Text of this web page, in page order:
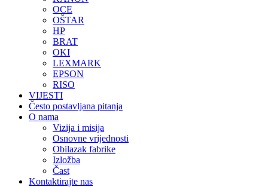
OCE
OŠTAR
HP
BRAT
OKI
LEXMARK
EPSON
RISO
VIJESTI
Često postavljana pitanja
O nama
Vizija i misija
Osnovne vrijednosti
Obilazak fabrike
Izložba
Čast
Kontaktirajte nas